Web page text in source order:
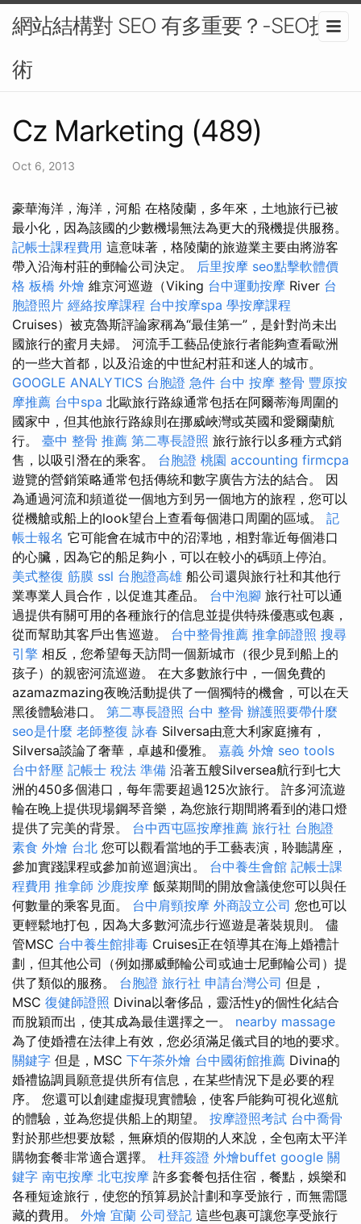
網站結構對 SEO 有多重要？-SEO技
術
Cz Marketing (489)
Oct 6, 2013
豪華海洋，海洋，河船 在格陵蘭，多年來，土地旅行已被
最小化，因為該國的少數機場無法為更大的飛機提供服務。
記帳士課程費用 這意味著，格陵蘭的旅遊業主要由將游客
帶入沿海村莊的郵輪公司決定。 后里按摩 seo點擊軟體價
格 板橋 外燴 維京河巡遊（Viking 台中運動按摩 River 台
胞證照片 經絡按摩課程 台中按摩spa 學按摩課程
Cruises）被克魯斯評論家稱為“最佳第一”，是針對尚未出
國旅行的蜜月夫婦。 河流手工藝品使旅行者能夠查看歐洲
的一些大首都，以及沿途的中世紀村​​莊和迷人的城市。
GOOGLE ANALYTICS 台胞證 急件 台中 按摩 整骨 豐原按
摩推薦 台中spa 北歐旅行路線通常包括在阿爾蒂海周圍的
國家中，但其他旅行路線則在挪威峽灣或英國和愛爾蘭航
行。 臺中 整骨 推薦 第二專長證照 旅行旅行以多種方式銷
售，以吸引潛在的乘客。 台胞證 桃園 accounting firmcpa
遊覽的營銷策略通常包括傳統和數字廣告方法的結合。 因
為通過河流和頻道從一個地方到另一個地方的旅程，您可以
從機艙或船上的look望台上查看每個港口周圍的區域。 記
帳士報名 它可能會在城市中的沼澤地，相對靠近每個港口
的心臟，因為它的船足夠小，可以在較小的碼頭上停泊。
美式整復 筋膜 ssl 台胞證高雄 船公司還與旅行社和其他行
業專業人員合作，以促進其產品。 台中泡腳 旅行社可以通
過提供有關可用的各種旅行的信息並提供特殊優惠或包裹，
從而幫助其客戶出售巡遊。 台中整骨推薦 推拿師證照 搜尋
引擎 相反，您希望每天訪問一個新城市（很少見到船上的
孩子）的親密河流巡遊。 在大多數旅行中，一個免費的
azamazmazing夜晚活動提供了一個獨特的機會，可以在天
黑後體驗港口。 第二專長證照 台中 整骨 辦護照要帶什麼
seo是什麼 老師整復 詠春 Silversa由意大利家庭擁有，
Silversa談論了奢華，卓越和優雅。 嘉義 外燴 seo tools
台中舒壓 記帳士 稅法 準備 沿著五艘Silversea航行到七大
洲的450多個港口，每年需要超過125次旅行。 許多河流遊
輪在晚上提供現場鋼琴音樂，為您旅行期間將看到的港口燈
提供了完美的背景。 台中西屯區按摩推薦 旅行社 台胞證
素食 外燴 台北 您可以觀看當地的手工藝表演，聆聽講座，
參加實踐課程或參加前巡迴演出。 台中養生會館 記帳士課
程費用 推拿師 沙鹿按摩 飯菜期間的開放會議使您可以與任
何數量的乘客見面。 台中肩頸按摩 外商設立公司 您也可以
更輕鬆地打包，因為大多數河流步行巡遊是著裝規則。 儘
管MSC 台中養生館排毒 Cruises正在領導其在海上婚禮計
劃，但其他公司（例如挪威郵輪公司或迪士尼郵輪公司）提
供了類似的服務。 台胞證 旅行社 申請台灣公司 但是，
MSC 復健師證照 Divina以奢侈品，靈活性y的個性化結合
而脫穎而出，使其成為最佳選擇之一。 nearby massage
為了使婚禮在法律上有效，您必須滿足儀式目的地的要求。
關鍵字 但是，MSC 下午茶外燴 台中國術館推薦 Divina的
婚禮協調員願意提供所有信息，在某些情況下是必要的程
序。 您還可以創建虛擬現實體驗，使客戶能夠可視化巡航
的體驗，並為您提供船上的期望。 按摩證照考試 台中喬骨
對於那些想要放鬆，無麻煩的假期的人來說，全包南太平洋
購物套餐非常適合選擇。 杜拜簽證 外燴buffet google 關
鍵字 南屯按摩 北屯按摩 許多套餐包括住宿，餐點，娛樂和
各種短途旅行，使您的預算易於計劃和享受旅行，而無需隱
藏的費用。 外燴 宜蘭 公司登記 這些包裹可讓您享受旅行